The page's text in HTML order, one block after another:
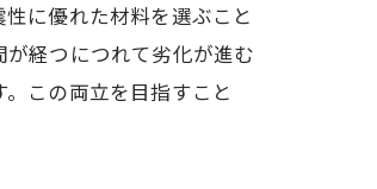
に優れた材料を選ぶこと
経つにつれて劣化が進む
この両立を目指すこと